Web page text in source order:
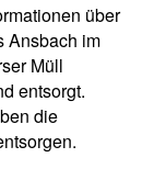
über
Ansbach im
Müll
entsorgt.
die